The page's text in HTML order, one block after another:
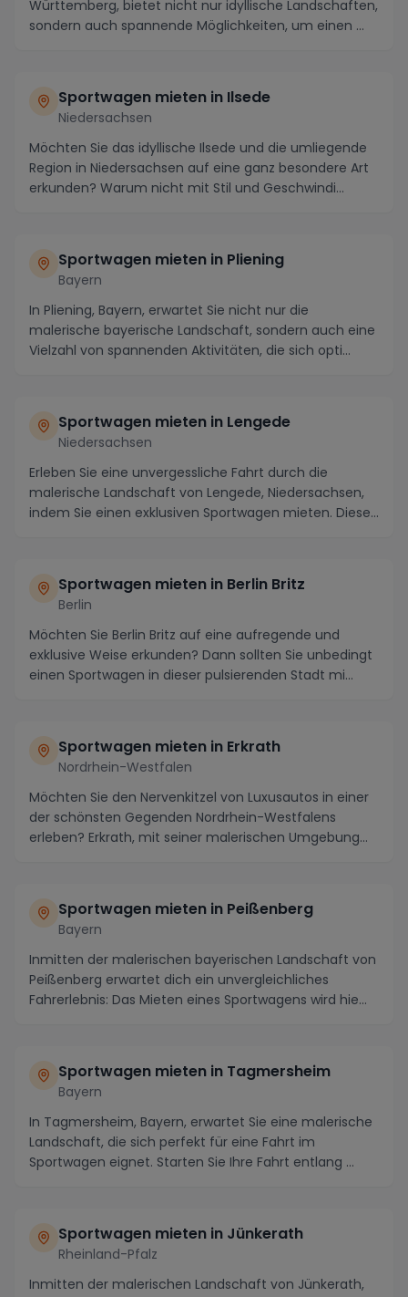
Württemberg, bietet nicht nur idyllische Landschaften,
sondern auch spannende Möglichkeiten, um einen ...
Sportwagen mieten in Ilsede
Niedersachsen
Möchten Sie das idyllische Ilsede und die umliegende
Region in Niedersachsen auf eine ganz besondere Art
erkunden? Warum nicht mit Stil und Geschwindi...
Sportwagen mieten in Pliening
Bayern
In Pliening, Bayern, erwartet Sie nicht nur die
malerische bayerische Landschaft, sondern auch eine
Vielzahl von spannenden Aktivitäten, die sich opti...
Sportwagen mieten in Lengede
Niedersachsen
Erleben Sie eine unvergessliche Fahrt durch die
malerische Landschaft von Lengede, Niedersachsen,
indem Sie einen exklusiven Sportwagen mieten. Diese
Sportwagen mieten in Berlin Britz
Berlin
Möchten Sie Berlin Britz auf eine aufregende und
exklusive Weise erkunden? Dann sollten Sie unbedingt
einen Sportwagen in dieser pulsierenden Stadt mi...
Sportwagen mieten in Erkrath
Nordrhein-Westfalen
Möchten Sie den Nervenkitzel von Luxusautos in einer
der schönsten Gegenden Nordrhein-Westfalens
erleben? Erkrath, mit seiner malerischen Umgebung
Sportwagen mieten in Peißenberg
Bayern
Inmitten der malerischen bayerischen Landschaft von
Peißenberg erwartet dich ein unvergleichliches
Fahrerlebnis: Das Mieten eines Sportwagens wird hie...
Sportwagen mieten in Tagmersheim
Bayern
In Tagmersheim, Bayern, erwartet Sie eine malerische
Landschaft, die sich perfekt für eine Fahrt im
Sportwagen eignet. Starten Sie Ihre Fahrt entlang ...
Sportwagen mieten in Jünkerath
Rheinland-Pfalz
Inmitten der malerischen Landschaft von Jünkerath,